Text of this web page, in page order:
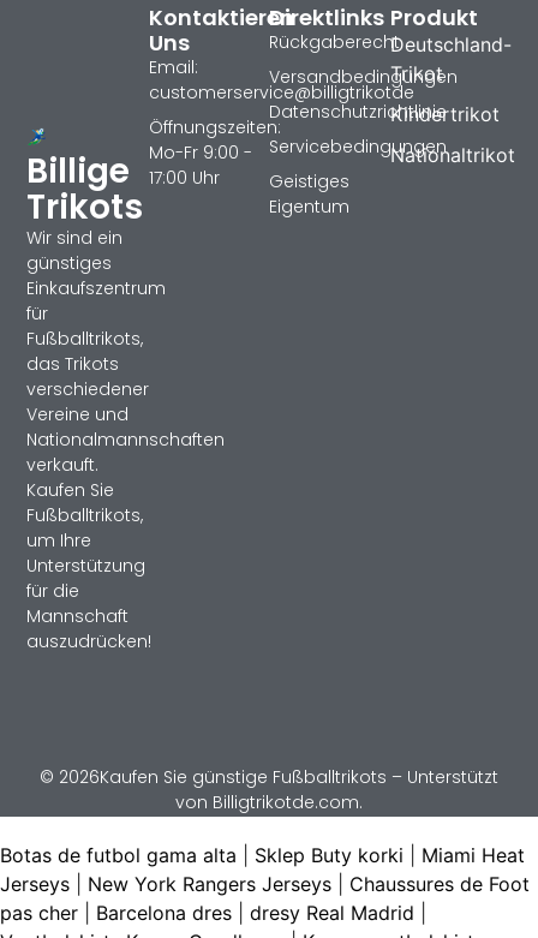
Billige
Trikots
Wir sind ein
günstiges
Einkaufszentrum
für
Fußballtrikots,
das Trikots
verschiedener
Vereine und
Nationalmannschaften
verkauft.
Kaufen Sie
Fußballtrikots,
um Ihre
Unterstützung
für die
Mannschaft
auszudrücken!
Produkt
Deutschland-
Trikot
Kindertrikot
Nationaltrikot
Direktlinks
Rückgaberecht
Versandbedingungen
Datenschutzrichtlinie
Servicebedingungen
Geistiges
Eigentum
Kontaktieren
Uns
Email:
customerservice@billigtrikotde
Öffnungszeiten:
Mo-Fr 9:00 -
17:00 Uhr
© 2026Kaufen Sie günstige Fußballtrikots – Unterstützt
von Billigtrikotde.com.
Botas de futbol gama alta Sklep Buty korki
Miami Heat
Jerseys
New York Rangers Jerseys
Chaussures de Foot
pas cher
Barcelona dres dresy Real Madrid